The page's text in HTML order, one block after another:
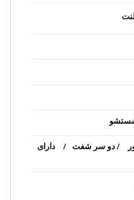
فلزی توربو فلزی 4 دور / دو سر شفت / دارای